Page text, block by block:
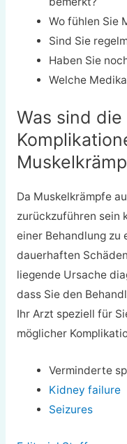
Wo fühlen Sie
Sind Sie
Haben Sie
Welche
Was sind
Da Muskelkrämpfe
zurückzuführen sein
einer Behandlung zu
dauerhaften
liegende Ursache
dass Sie den
Ihr Arzt speziell für
möglicher
Verminderte
Kidney failure
Seizures